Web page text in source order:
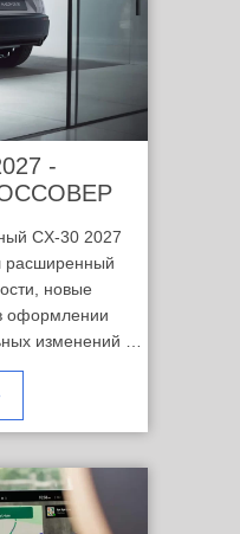
-
CX-30 2027
расширенный
новые
оформлении
изменений …